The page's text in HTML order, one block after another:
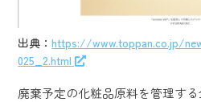
出典：https://www.toppan.co.jp/
025_2.html
廃棄予定の化粧品原料を管理す